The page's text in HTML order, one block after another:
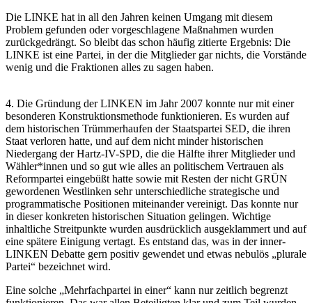
Die LINKE hat in all den Jahren keinen Umgang mit diesem
Problem gefunden oder vorgeschlagene Maßnahmen wurden
zurückgedrängt. So bleibt das schon häufig zitierte Ergebnis: Die
LINKE ist eine Partei, in der die Mitglieder gar nichts, die Vorstände
wenig und die Fraktionen alles zu sagen haben.
4. Die Gründung der LINKEN im Jahr 2007 konnte nur mit einer
besonderen Konstruktionsmethode funktionieren. Es wurden auf
dem historischen Trümmerhaufen der Staatspartei SED, die ihren
Staat verloren hatte, und auf dem nicht minder historischen
Niedergang der Hartz-IV-SPD, die die Hälfte ihrer Mitglieder und
Wähler*innen und so gut wie alles an politischem Vertrauen als
Reformpartei eingebüßt hatte sowie mit Resten der nicht GRÜN
gewordenen Westlinken sehr unterschiedliche strategische und
programmatische Positionen miteinander vereinigt. Das konnte nur
in dieser konkreten historischen Situation gelingen. Wichtige
inhaltliche Streitpunkte wurden ausdrücklich ausgeklammert und auf
eine spätere Einigung vertagt. Es entstand das, was in der inner-
LINKEN Debatte gern positiv gewendet und etwas nebulös „plurale
Partei“ bezeichnet wird.
Eine solche „Mehrfachpartei in einer“ kann nur zeitlich begrenzt